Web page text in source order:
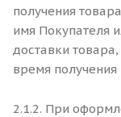
получения
имя Покупателя
доставки
время получения
2.1.2. При